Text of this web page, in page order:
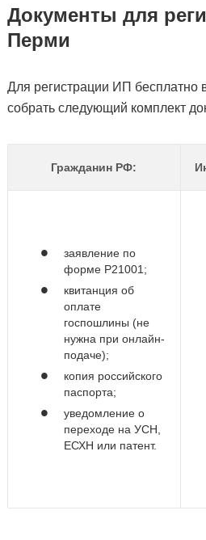
Документы для
Перми
Для регистрации ИП
собрать следующий комплект
Гражданин РФ:
заявление по
форме Р21001;
квитанция об
оплате
госпошлины (не
нужна при онлайн-
подаче);
копия российского
паспорта;
уведомление о
переходе на УСН,
ЕСХН или патент.